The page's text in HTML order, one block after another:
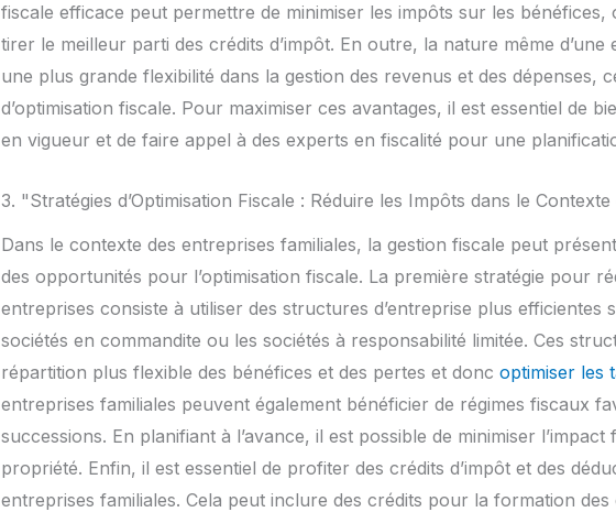
fiscale efficace peut permettre de minimiser les impôts sur les bénéfices,
tirer le meilleur parti des crédits d’impôt. En outre, la nature même
une plus grande flexibilité dans la gestion des revenus et des dépenses,
d’optimisation fiscale. Pour maximiser ces avantages, il est essentiel de
en vigueur et de faire appel à des experts en fiscalité pour une
3. "Stratégies d’Optimisation Fiscale : Réduire les Impôts dans le
Dans le contexte des entreprises familiales, la gestion fiscale peut
des opportunités pour l’optimisation fiscale. La première stratégie pour
entreprises consiste à utiliser des structures d’entreprise plus efficientes
sociétés en commandite ou les sociétés à responsabilité limitée. Ces
répartition plus flexible des bénéfices et des pertes et donc optimiser les
entreprises familiales peuvent également bénéficier de régimes fiscaux
successions. En planifiant à l’avance, il est possible de minimiser
propriété. Enfin, il est essentiel de profiter des crédits d’impôt et des
entreprises familiales. Cela peut inclure des crédits pour la formation